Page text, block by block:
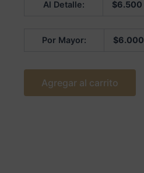
Al Detalle: $6.500
Por Mayor: $6.000
Agregar al carrito